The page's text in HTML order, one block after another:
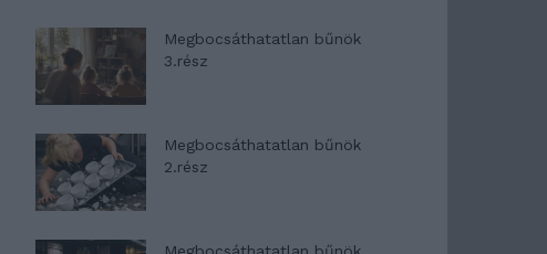
Megbocsáthatatlan bűnök
3.rész
Megbocsáthatatlan bűnök
2.rész